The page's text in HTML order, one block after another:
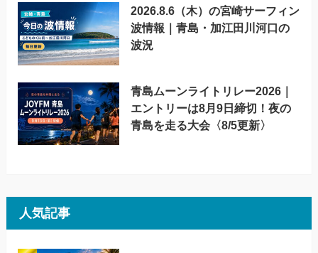
2026.8.6（木）の宮崎サーフィン
波情報｜青島・加江田川河口の
波況
青島ムーンライトリレー2026｜
エントリーは8月9日締切！夜の
青島を走る大会〈8/5更新〉
人気記事